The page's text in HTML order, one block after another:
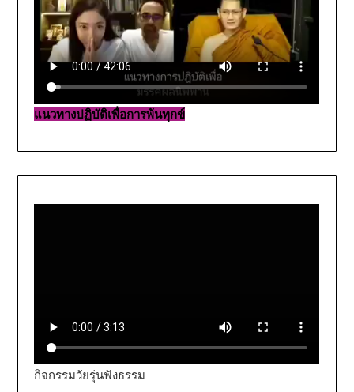
แนวทางปฏิบัติเพื่อการพ้นทุกข์
กิจกรรมวัยรุ่นฟังธรรม